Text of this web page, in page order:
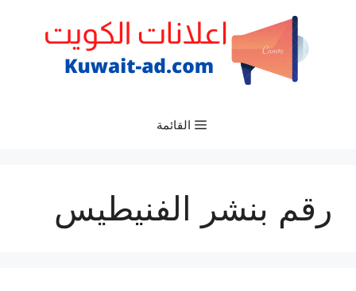
القائمة
رقم بنشر الفنيطيس